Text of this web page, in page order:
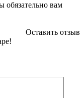
вам
Оставить отзыв